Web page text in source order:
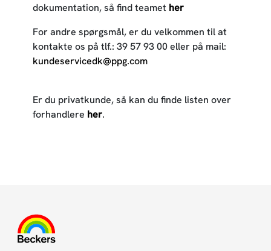
dokumentation, så find teamet her
For andre spørgsmål, er du velkommen til at
kontakte os på tlf.: 39 57 93 00 eller på mail:
kundeservicedk@ppg.com
Er du privatkunde, så kan du finde listen over
forhandlere her.